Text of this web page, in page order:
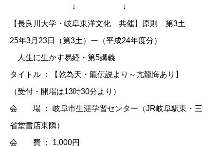
↓ ↓
【長良川大学・岐阜東洋文化 共催】原則 第3土
25年3月23日（第3土）ー（平成24年度分）
人生に生かす易経・第5講義
タイトル ：【乾為天・龍伝説より～亢龍悔あり】
（受付・開場は13時30分より）
会 場 ： 岐阜市生涯学習センター（JR岐阜駅東・三
省堂書店東隣）
会 費 ： 1,000円